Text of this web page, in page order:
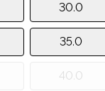
30.0
35.0
40.0